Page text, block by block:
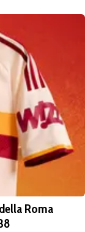
Roma